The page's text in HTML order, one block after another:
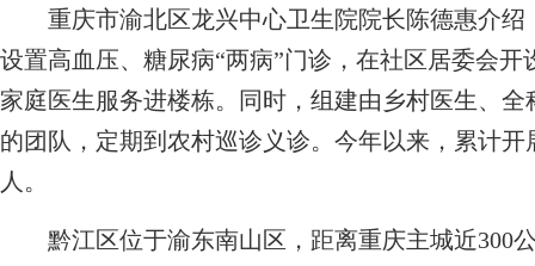
重庆市渝北区龙兴中心卫生院院长陈德惠介绍
设置高血压、糖尿病“两病”门诊，在社区居委会
家庭医生服务进楼栋。同时，组建由乡村医生、
的团队，定期到农村巡诊义诊。今年以来，累计
人。
黔江区位于渝东南山区，距离重庆主城近300